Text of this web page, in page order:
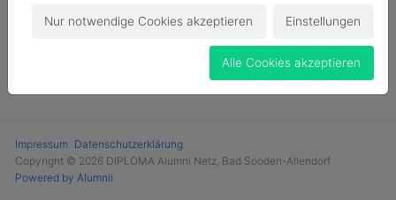
Impressum Datenschutzerklärung
Copyright © 2026 DIPLOMA Alumni Netz, Bad Sooden-Allendorf
Powered by Alumnii
Nur notwendige Cookies akzeptieren Einstellungen
Alle Cookies akzeptieren